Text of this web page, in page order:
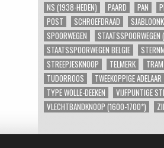
NS (1938-HEDEN)
PAARD PAN
POST
SCHROEFDRAAD
SPOORWEGEN
STAATSSPOORWEGEN BELGIE
STREEPJESKNOOP
TELMERK
TUDORROOS
TWEEKOPPIGE ADELAAR
TYPE WOLLE-DEEKEN
VIJFPUNTIGE
VLECHTBANDKNOOP (1600-1700*)